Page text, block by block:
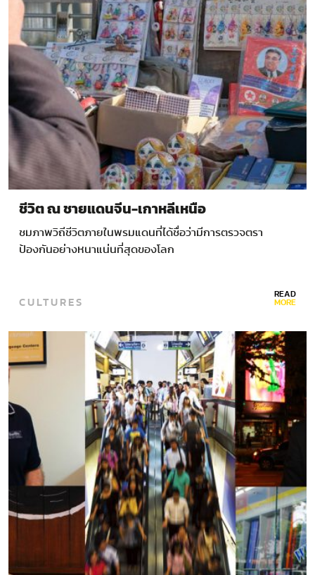
ชีวิต ณ ชายแดนจีน-เกาหลีเหนือ
ชมภาพวิถีชีวิตภายในพรมแดนที่ได้ชื่อว่ามีการตรวจตรา
ป้องกันอย่างหนาแน่นที่สุดของโลก
CULTURES READ
MORE